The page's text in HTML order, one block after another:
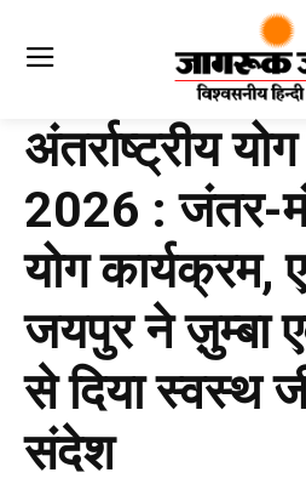
अंतर्राष्ट्रीय
2026 : जंतर-
योग कार्यक्रम,
जयपुर ने ज़ुम्बा
से दिया स्वस्थ
संदेश